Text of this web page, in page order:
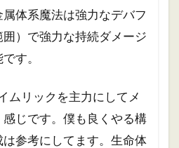
体系魔法は強力なデバフ
）で強力な持続ダメージ
す。
ムリックを主力にしてメ
じです。僕も良くやる構
参考にしてます。生命体